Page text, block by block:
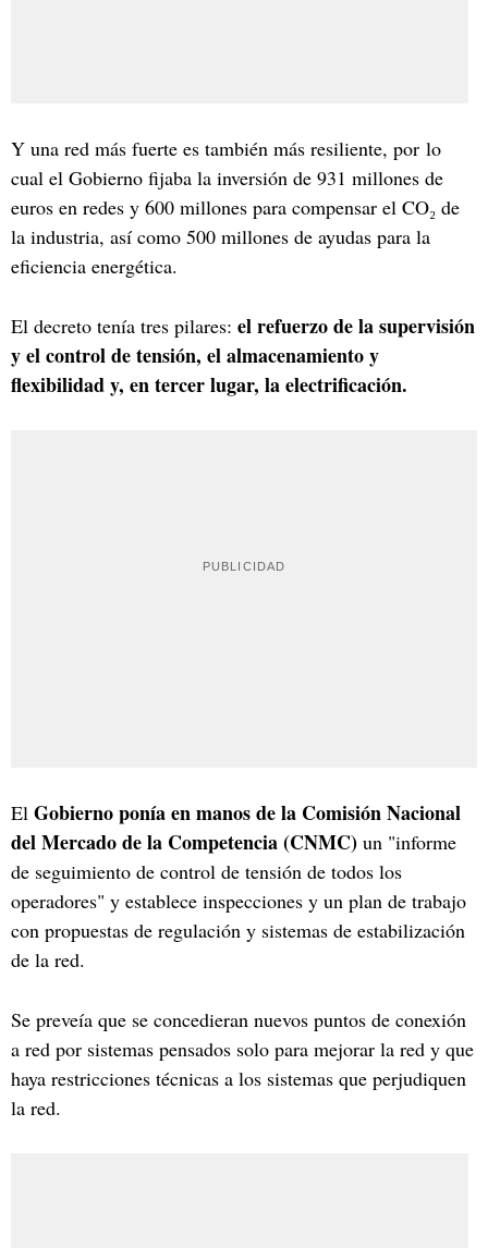
Y una red más fuerte es también más resiliente, por lo
cual el Gobierno fijaba la inversión de 931 millones de
euros en redes y 600 millones para compensar el CO₂ de
la industria, así como 500 millones de ayudas para la
eficiencia energética.
El decreto tenía tres pilares: el refuerzo de la supervisión
y el control de tensión, el almacenamiento y
flexibilidad y, en tercer lugar, la electrificación.
El Gobierno ponía en manos de la Comisión Nacional
del Mercado de la Competencia (CNMC) un "informe
de seguimiento de control de tensión de todos los
operadores" y establece inspecciones y un plan de trabajo
con propuestas de regulación y sistemas de estabilización
de la red.
Se preveía que se concedieran nuevos puntos de conexión
a red por sistemas pensados solo para mejorar la red y que
haya restricciones técnicas a los sistemas que perjudiquen
la red.